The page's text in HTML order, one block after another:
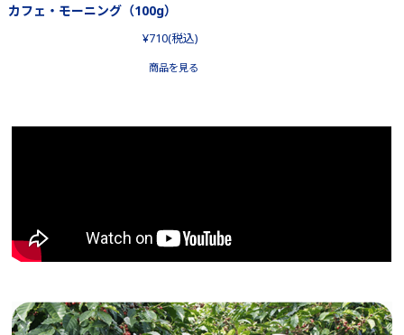
カフェ・モーニング（100g）
¥710(税込)
商品を見る